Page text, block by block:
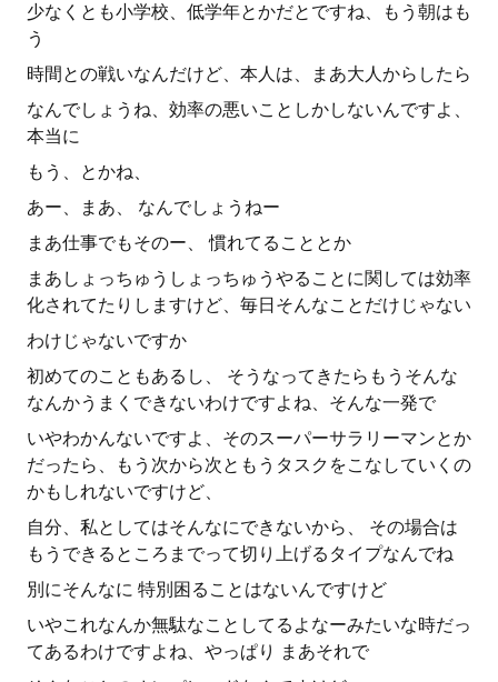
少なくとも小学校、低学年とかだとですね、もう朝はも
う
時間との戦いなんだけど、本人は、まあ大人からしたら
なんでしょうね、効率の悪いことしかしないんですよ、
本当に
もう、とかね、
あー、まあ、 なんでしょうねー
まあ仕事でもそのー、 慣れてることとか
まあしょっちゅうしょっちゅうやることに関しては効率
化されてたりしますけど、毎日そんなことだけじゃない
わけじゃないですか
初めてのこともあるし、 そうなってきたらもうそんな
なんかうまくできないわけですよね、そんな一発で
いやわかんないですよ、そのスーパーサラリーマンとか
だったら、もう次から次ともうタスクをこなしていくの
かもしれないですけど、
自分、私としてはそんなにできないから、 その場合は
もうできるところまでって切り上げるタイプなんでね
別にそんなに 特別困ることはないんですけど
いやこれなんか無駄なことしてるよなーみたいな時だっ
てあるわけですよね、やっぱり まあそれで